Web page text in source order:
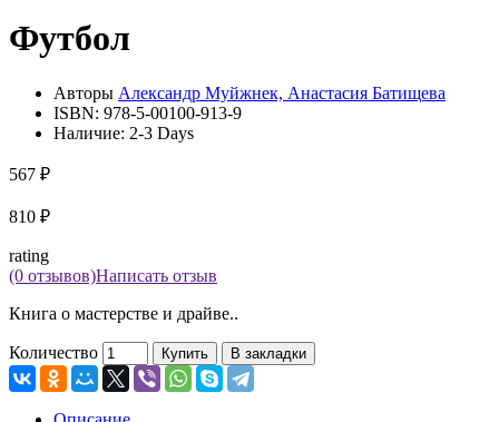
Футбол
Авторы Александр Муйжнек, Анастасия Батищева
ISBN: 978-5-00100-913-9
Наличие: 2-3 Days
567 ₽
810 ₽
rating
(0 отзывов)Написать отзыв
Книга о мастерстве и драйве..
Количество Купить В закладки